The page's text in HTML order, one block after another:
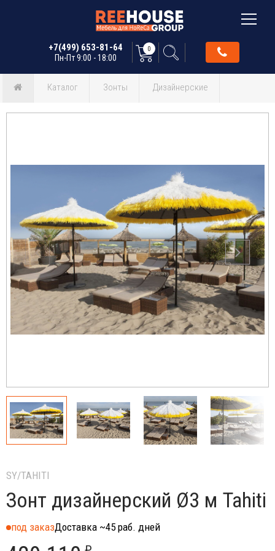
+7(499) 653-81-64
Пн-Пт 9:00 - 18:00
0
Каталог Зонты Дизайнерские
SY/TAHITI
Зонт дизайнерский Ø3 м Tahiti
под заказДоставка ~45 раб. дней